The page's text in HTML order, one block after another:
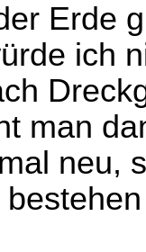
Erde
ich
man
neu,